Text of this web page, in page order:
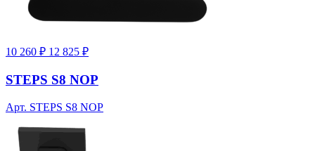
10 260 ₽ 12 825 ₽
STEPS S8 NOP
Арт. STEPS S8 NOP